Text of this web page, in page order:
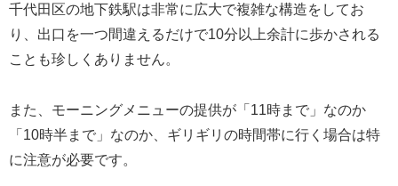
千代田区の地下鉄駅は非常に広大で複雑な構造をしてお
り、出口を一つ間違えるだけで10分以上余計に歩かされる
ことも珍しくありません。
また、モーニングメニューの提供が「11時まで」なのか
「10時半まで」なのか、ギリギリの時間帯に行く場合は特
に注意が必要です。